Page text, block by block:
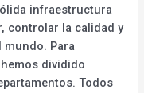
infraestructura
controlar la calidad y
Para
dividido
Todos